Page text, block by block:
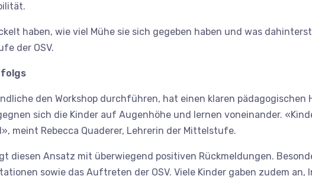
haben, wie viel Mühe sie sich gegeben haben und was
der OSV.
den Workshop durchführen, hat einen klaren pädagogischen
sich die Kinder auf Augenhöhe und lernen voneinander.
meint Rebecca Quaderer, Lehrerin der Mittelstufe.
diesen Ansatz mit überwiegend positiven Rückmeldungen.
sowie das Auftreten der OSV. Viele Kinder gaben zudem